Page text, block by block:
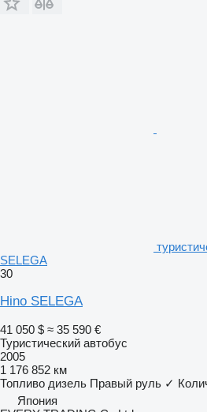
SELEGA
30
Hino SELEGA
41 050 $ ≈ 35 590 €
Туристический автобус
2005
1 176 852 км
Топливо дизель Правый руль ✓
Япония